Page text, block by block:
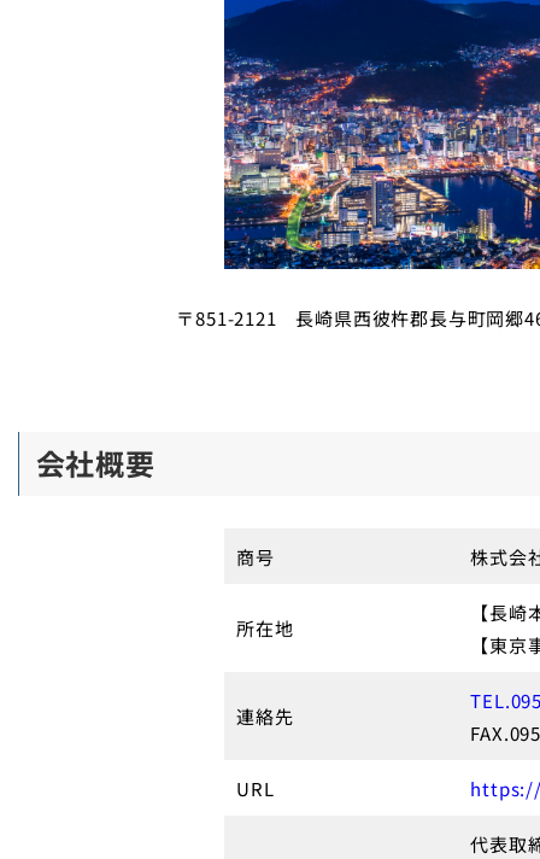
〒851-2121 長崎県西彼杵郡長与町岡郷
会社概要
商号 株式会
所在地
【長
【東
連絡先
URL
代表取